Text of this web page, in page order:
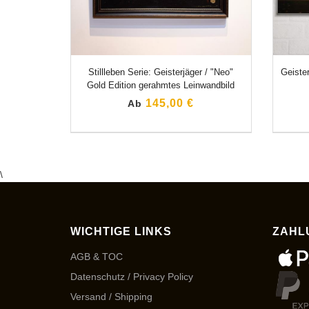
Stillleben Serie: Geisterjäger / "Neo"
Gold Edition gerahmtes Leinwandbild
Ab 145,00 €
\
WICHTIGE LINKS
AGB & TOC
Datenschutz / Privacy Policy
Versand / Shipping